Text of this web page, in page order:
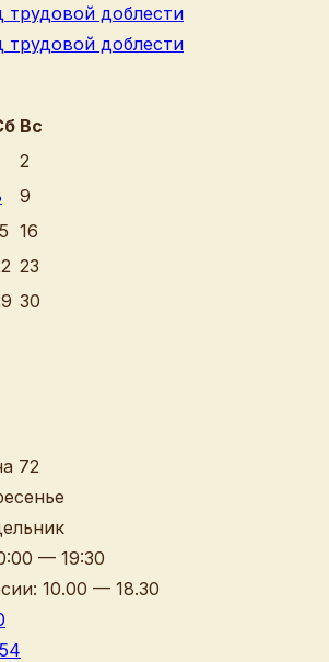
доблести
доблести
Вс
2
9
16
23
30
72
— 19:30
10.00 — 18.30